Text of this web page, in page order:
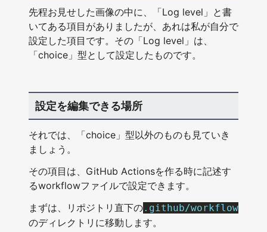
先程お見せした画像の中に、「Log level」と書
いてある項目がありましたが、あれは私が自分で
設定した項目です。その「Log level」は、
「choice」型として設定したものです。
設定を編集できる場所
それでは、「choice」型以外のものも見ていき
ましょう。
その項目は、GitHub Actionsを作る時に記述す
るworkflowファイルで設定できます。
まずは、リポジトリ直下の.github/workflow
のディレクトリに移動します。